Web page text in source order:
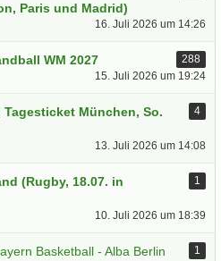
Paris und Madrid)
16. Juli 2026 um 14:26
WM 2027
288
15. Juli 2026 um 19:24
Tagesticket München, So.
4
13. Juli 2026 um 14:08
(Rugby, 18.07. in
1
10. Juli 2026 um 18:39
Basketball - Alba Berlin
1